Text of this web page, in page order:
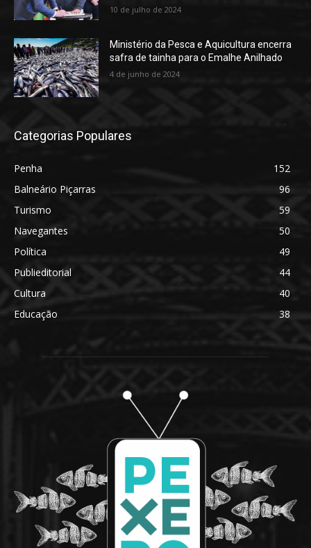
10 de julho de 2024
Ministério da Pesca e Aquicultura encerra
safra de tainha para o Emalhe Anilhado
4 de junho de 2024
Categorias Populares
Penha
152
Balneário Piçarras
96
Turismo
59
Navegantes
50
Política
49
Publieditorial
44
Cultura
40
Educação
38